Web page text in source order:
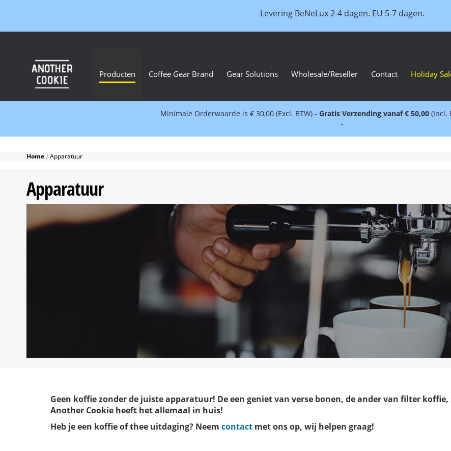
Levering BeNeLux 2-4 dagen. EU 5-7 dagen.
Producten Coffee Gear Brand Gear Solutions Wholesale/Reseller Contact Holiday
Minimale Orderwaarde is € 30,00 (Excl. BTW) - Gratis Verzending vanaf € 50,00 (Incl.
-
Home Apparatuur
Apparatuur
Geen koffie zonder de juisteapparatuur! De een geniet van verse bonen, de ander van filter koffie,
Another Cookie heeft het allemaal in huis!
Heb je een koffie of thee uitdaging? Neem contact met ons op, wij helpen graag!